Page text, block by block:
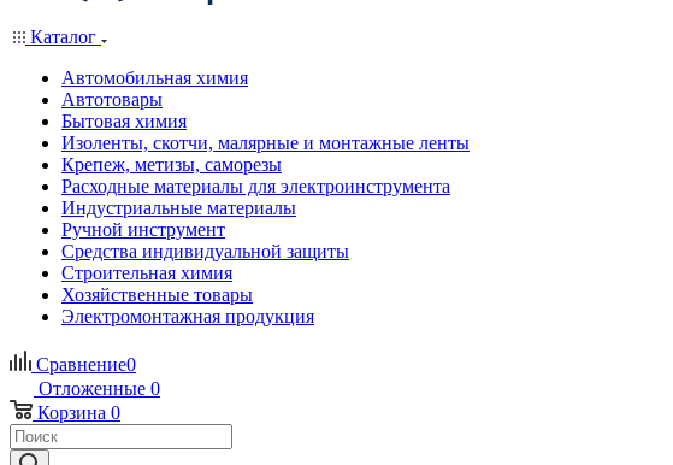
Каталог
Автомобильная химия
Автотовары
Бытовая химия
Изоленты, скотчи, малярные и монтажные ленты
Крепеж, метизы, саморезы
Расходные материалы для электроинструмента
Индустриальные материалы
Ручной инструмент
Средства индивидуальной защиты
Строительная химия
Хозяйственные товары
Электромонтажная продукция
Сравнение0
Отложенные 0
Корзина 0